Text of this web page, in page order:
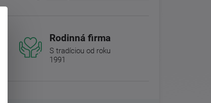
Rodinná firma
S tradíciou od roku
1991